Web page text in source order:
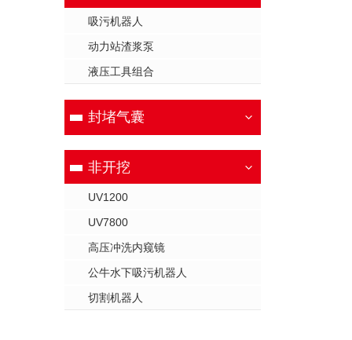
吸污机器人
动力站渣浆泵
液压工具组合
封堵气囊
非开挖
UV1200
UV7800
高压冲洗内窥镜
公牛水下吸污机器人
切割机器人